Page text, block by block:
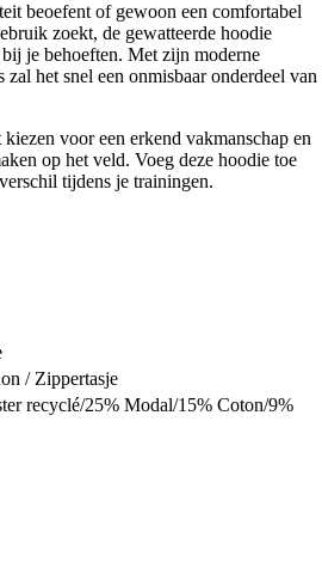
beoefent of gewoon een comfortabel
zoekt, de gewatteerde hoodie
je behoeften. Met zijn moderne
het snel een onmisbaar onderdeel van
voor een erkend vakmanschap en
op het veld. Voeg deze hoodie toe
tijdens je trainingen.
/ Zippertasje
recyclé/25% Modal/15% Coton/9%